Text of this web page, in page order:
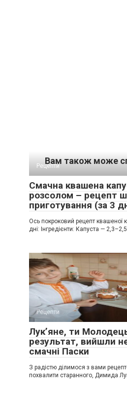
Вам також може
Рецепти
Смачна квашена
розсолом – рецепт
приготування (за 3
Ось покроковий рецепт квашеної
дні: Інгредієнти: Капуста — 2,3–2,5
Рецепти
Лук’яне, ти
результат, вийшли
смачні Паски
З радістю ділимося з вами
похвалити старанного, Димида